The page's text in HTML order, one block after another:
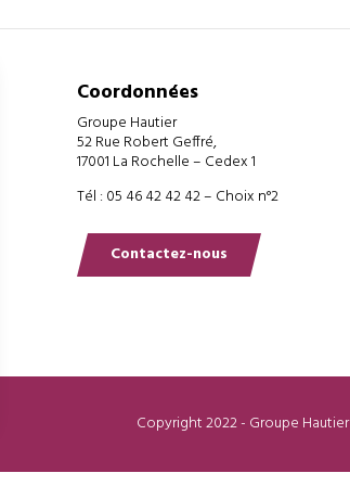
Coordonnées
Groupe Hautier
52 Rue Robert Geffré,
17001 La Rochelle – Cedex 1
Tél : 05 46 42 42 42 – Choix n°2
Contactez-nous
Copyright 2022 - Groupe Hautier